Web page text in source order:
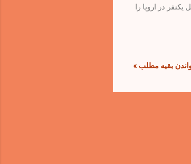
در اروپا را
بقیه مطلب »